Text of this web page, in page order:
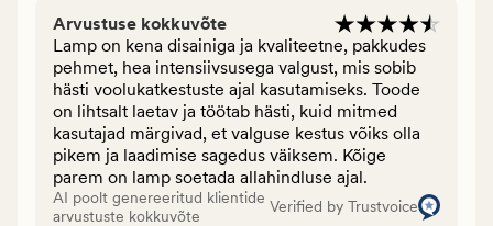
Arvustuse kokkuvõte
Lamp on kena disainiga ja kvaliteetne, pakkudes
pehmet, hea intensiivsusega valgust, mis sobib
hästi voolukatkestuste ajal kasutamiseks. Toode
on lihtsalt laetav ja töötab hästi, kuid mitmed
kasutajad märgivad, et valguse kestus võiks olla
pikem ja laadimise sagedus väiksem. Kõige
parem on lamp soetada allahindluse ajal.
AI poolt genereeritud klientide
arvustuste kokkuvõte
Verified by Trustvoice